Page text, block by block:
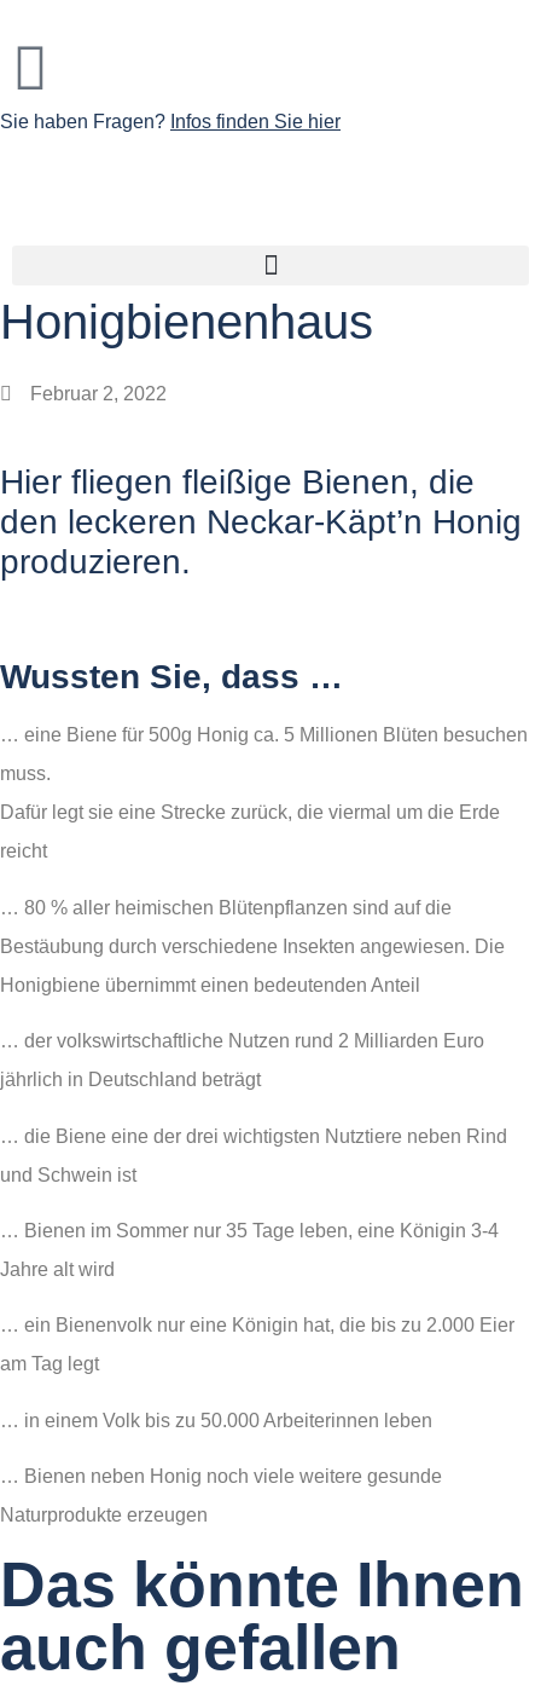
Sie haben Fragen? Infos finden Sie hier
Honigbienenhaus
Februar 2, 2022
Hier fliegen fleißige Bienen, die
den leckeren Neckar-Käpt’n Honig
produzieren.
Wussten Sie, dass …
… eine Biene für 500g Honig ca. 5 Millionen Blüten besuchen
muss.
Dafür legt sie eine Strecke zurück, die viermal um die Erde
reicht
… 80 % aller heimischen Blütenpflanzen sind auf die
Bestäubung durch verschiedene Insekten angewiesen. Die
Honigbiene übernimmt einen bedeutenden Anteil
… der volkswirtschaftliche Nutzen rund 2 Milliarden Euro
jährlich in Deutschland beträgt
… die Biene eine der drei wichtigsten Nutztiere neben Rind
und Schwein ist
… Bienen im Sommer nur 35 Tage leben, eine Königin 3-4
Jahre alt wird
… ein Bienenvolk nur eine Königin hat, die bis zu 2.000 Eier
am Tag legt
… in einem Volk bis zu 50.000 Arbeiterinnen leben
… Bienen neben Honig noch viele weitere gesunde
Naturprodukte erzeugen
Das könnte Ihnen
auch gefallen